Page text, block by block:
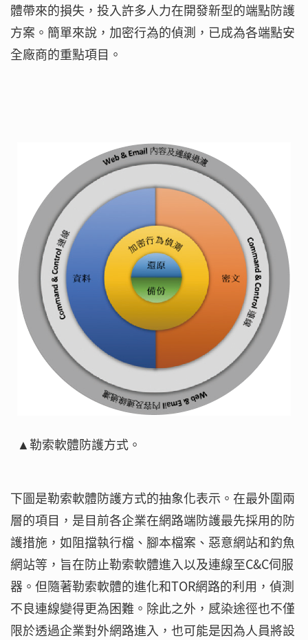
體帶來的損失，投入許多人力在開發新型的端點防護
方案。簡單來說，加密行為的偵測，已成為各端點安
全廠商的重點項目。
▲勒索軟體防護方式。
下圖是勒索軟體防護方式的抽象化表示。在最外圍兩
層的項目，是目前各企業在網路端防護最先採用的防
護措施，如阻擋執行檔、腳本檔案、惡意網站和釣魚
網站等，旨在防止勒索軟體進入以及連線至C&C伺服
器。但隨著勒索軟體的進化和TOR網路的利用，偵測
不良連線變得更為困難。除此之外，感染途徑也不僅
限於透過企業對外網路進入，也可能是因為人員將設